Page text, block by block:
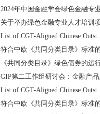
2024年中国金融学会绿色金融专
关于举办绿色金融专业人才培训
List of CGT-Aligned Chinese
符合中欧《共同分类目录》标准
《共同分类目录》绿色债券的运
GIP第二工作组研讨会：金融产
List of CGT-Aligned Chinese
符合中欧《共同分类目录》标准